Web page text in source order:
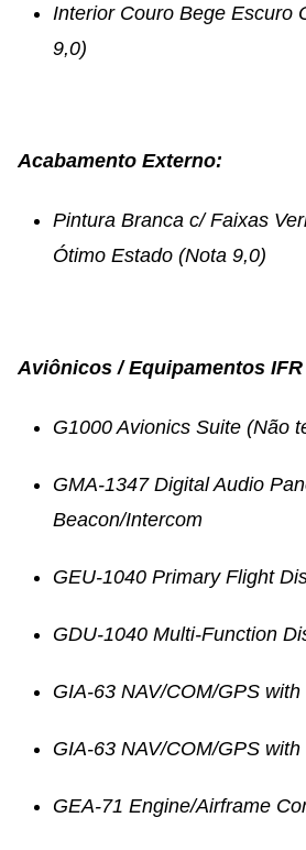
Interior Couro Bege Escuro
9,0)
Acabamento Externo:
Pintura Branca c/ Faixas
Ótimo Estado (Nota 9,0)
Aviônicos / Equipamentos
G1000 Avionics Suite (Não
GMA-1347 Digital Audio
Beacon/Intercom
GEU-1040 Primary Flight
GDU-1040 Multi-Function
GIA-63 NAV/COM/GPS
GIA-63 NAV/COM/GPS
GEA-71 Engine/Airframe